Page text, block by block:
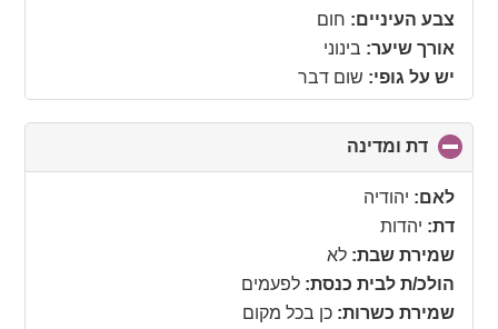
צבע העיניים: חום
אורך שיער: בינוני
יש על גופי: שום דבר
דת ומדינה
to
לאם: יהודיה
דת: יהדות
שמירת שבת: לא
הולכ/ת לבית כנסת: לפעמים
שמירת כשרות: כן בכל מקום